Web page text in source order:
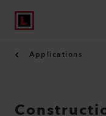
Applications